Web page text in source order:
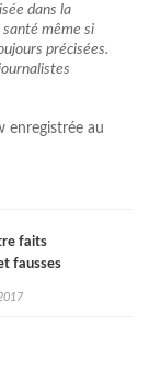
dans la
même si
précisées.
enregistrée au
faits
fausses